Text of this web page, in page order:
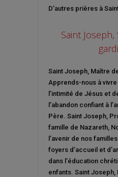
D’autres prières à
Saint
Saint Joseph, Maître
Apprends-nous à
l’intimité de Jésus et
l’abandon confiant à
Père. Saint Joseph,
famille de Nazareth,
l’avenir de nos
foyers d’accueil et
dans l’éducation
enfants. Saint